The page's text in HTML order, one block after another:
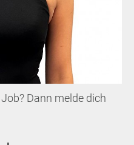
Dann melde dich